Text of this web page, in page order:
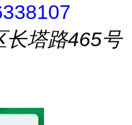
长塔路465号